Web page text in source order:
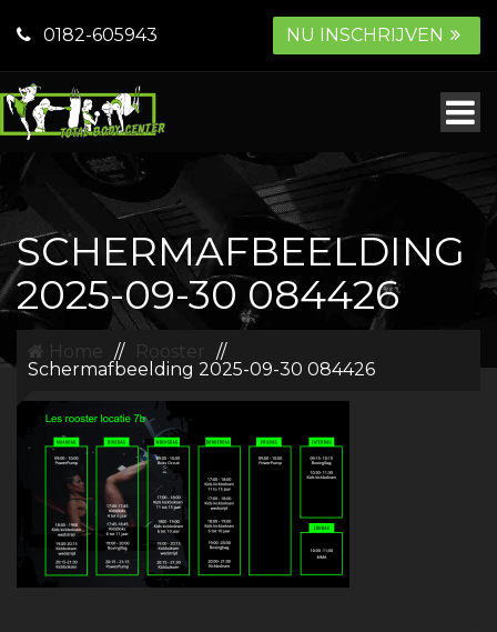
0182-605943 NU INSCHRIJVEN
SCHERMAFBEELDING
2025-09-30 084426
Home // Rooster //
Schermafbeelding 2025-09-30 084426